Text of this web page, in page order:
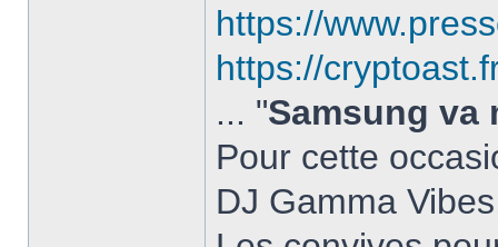
https://
https://
... "Samsung va
Pour cette
DJ Gamma